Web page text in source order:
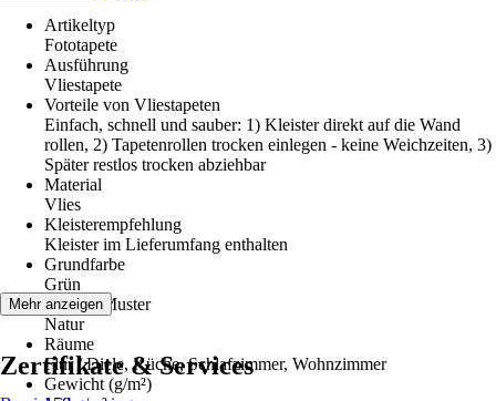
Artikeltyp
Fototapete
Ausführung
Vliestapete
Vorteile von Vliestapeten
Einfach, schnell und sauber: 1) Kleister direkt auf die Wand
rollen, 2) Tapetenrollen trocken einlegen - keine Weichzeiten, 3)
Später restlos trocken abziehbar
Material
Vlies
Kleisterempfehlung
Kleister im Lieferumfang enthalten
Grundfarbe
Grün
Dekor / Muster
Natur
Räume
Flur / Diele, Küche, Schlafzimmer, Wohnzimmer
Gewicht (g/m²)
Mehr anzeigen
Zertifikate & Services